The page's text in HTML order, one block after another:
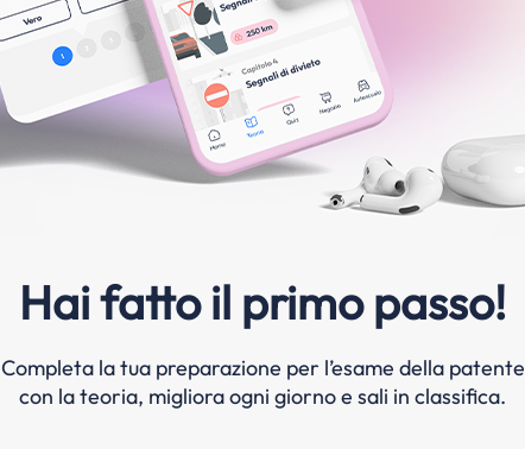
Hai fatto il primo passo!
Completa la tua preparazione per l’esame della patente
con la teoria, migliora ogni giorno e sali in classifica.